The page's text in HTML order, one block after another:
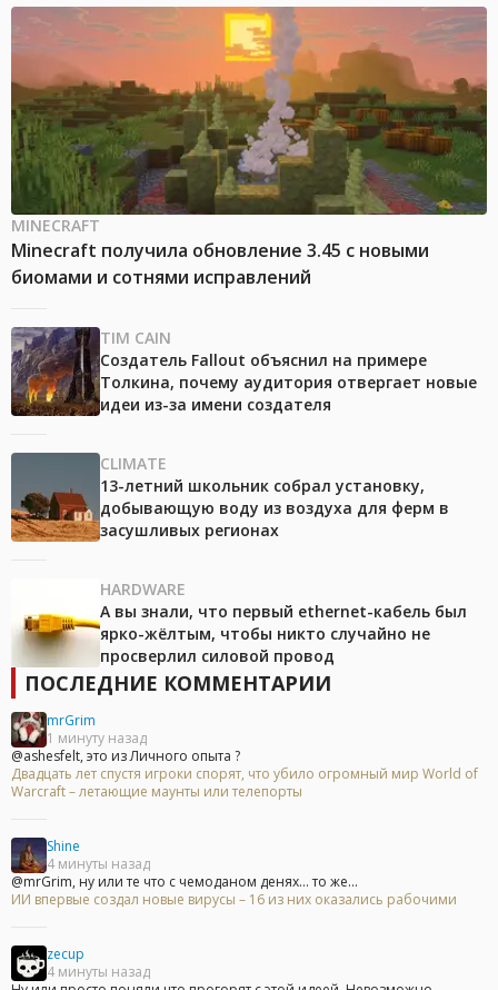
MINECRAFT
Minecraft получила обновление 3.45 с новыми
биомами и сотнями исправлений
TIM CAIN
Создатель Fallout объяснил на примере
Толкина, почему аудитория отвергает новые
идеи из-за имени создателя
CLIMATE
13-летний школьник собрал установку,
добывающую воду из воздуха для ферм в
засушливых регионах
HARDWARE
А вы знали, что первый ethernet-кабель был
ярко-жёлтым, чтобы никто случайно не
просверлил силовой провод
ПОСЛЕДНИЕ КОММЕНТАРИИ
mrGrim
1 минуту назад
@ashesfelt, это из Личного опыта ?
Двадцать лет спустя игроки спорят, что убило огромный мир World of
Warcraft – летающие маунты или телепорты
Shine
4 минуты назад
@mrGrim, ну или те что с чемоданом денях... то же...
ИИ впервые создал новые вирусы – 16 из них оказались рабочими
zecup
4 минуты назад